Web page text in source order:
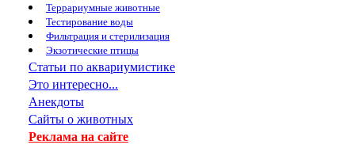
Террариумные животные
Тестирование воды
Фильтрация и стерилизация
Экзотические птицы
Статьи по аквариумистике
Это интересно...
Анекдоты
Сайты о животных
Реклама на сайте